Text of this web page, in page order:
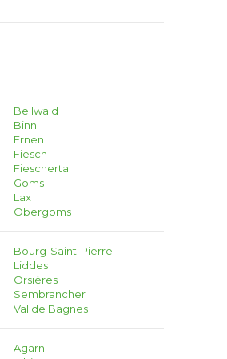
Bellwald
Binn
Ernen
Fiesch
Fieschertal
Goms
Lax
Obergoms
Bourg-Saint-Pierre
Liddes
Orsières
Sembrancher
Val de Bagnes
Agarn